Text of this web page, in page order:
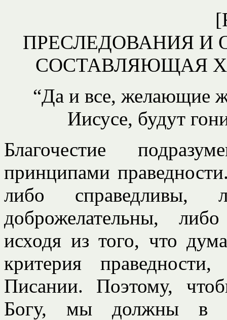
ПРЕСЛЕДОВАНИЯ И
СОСТАВЛЯЮЩАЯ
“Да и все, желающие
Иисусе, будут
Благочестие
принципами
либо справедливы,
доброжелательны,
исходя из того, что
критерия
Писании. Поэтому,
Богу, мы должны в